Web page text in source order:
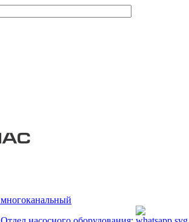
многоканальный